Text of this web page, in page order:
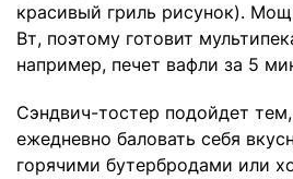
красивый гриль рисунок).
Вт, поэтому готовит
например, печет вафли за 5
Сэндвич-тостер подойдет
ежедневно баловать себя
горячими бутербродами или